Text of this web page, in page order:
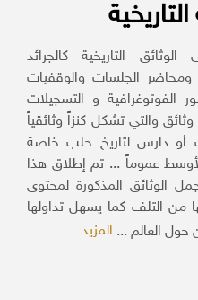
التاريخية كالجرائد
ومحاضر الجلسات والوقفيات
الفوتوغرافية و التسجيلات
والتي تشكل كنزاً وثائقياً
أو دارس لتاريخ حلب خاصة
عموماً ... تم إطلاق هذا
الوثائق المذكورة لمحتوى
التلف كما يسهل تداولها
حول العالم ...المزيد